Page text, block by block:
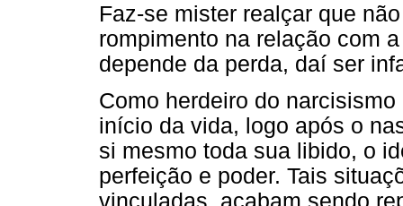
Faz-se mister realçar que
rompimento na relação com
depende da perda, daí ser
Como herdeiro do
início da vida, logo após o
si mesmo toda sua libido, o
perfeição e poder. Tais
vinculadas, acabam sendo